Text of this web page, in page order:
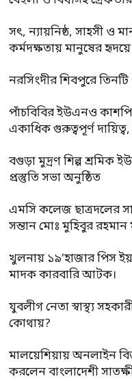
সৎ, ন্যায়নিষ্ঠ, সাহসী ও
কর্মদক্ষতায় মানুষের
নরসিংদীর শিবপুরে
পাঁচবিবির ইউএনও
একাধিক গুরুত্বপূর্ণ
বগুড়া মুদ্রণ শিল্প শ্রমিক
প্রস্তুতি সভা অনুষ্ঠিত
এমসি কলেজ ছাত্রদলের
সন্তান মোঃ মুহিবুর
খুলনায় ১৯’হাজার পিস
মাদক কারবারি আটক।
যুবলীগ নেতা স্বাস্থ্য
কোথায়?
মালয়েশিয়ায় অনলাইন
করলেন বাংলাদেশী